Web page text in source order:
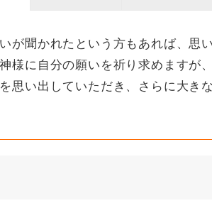
聞かれたという方もあれば、思
様に自分の願いを祈り求めますが
思い出していただき、さらに大き